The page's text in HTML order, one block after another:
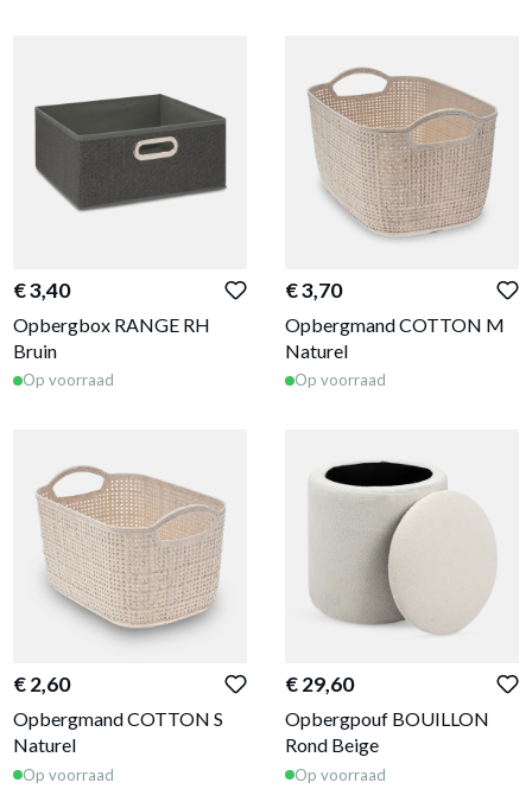
€ 3,40
Opbergbox RANGE RH
Bruin
Op voorraad
€ 3,70
Opbergmand COTTON M
Naturel
Op voorraad
€ 2,60
Opbergmand COTTON S
Naturel
Op voorraad
€ 29,60
Opbergpouf BOUILLON
Rond Beige
Op voorraad